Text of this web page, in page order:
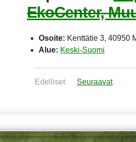
EkoCenter,
Osoite: Kenttätie 3, 40950
Alue: Keski-Suomi
Edelliset Seuraavat